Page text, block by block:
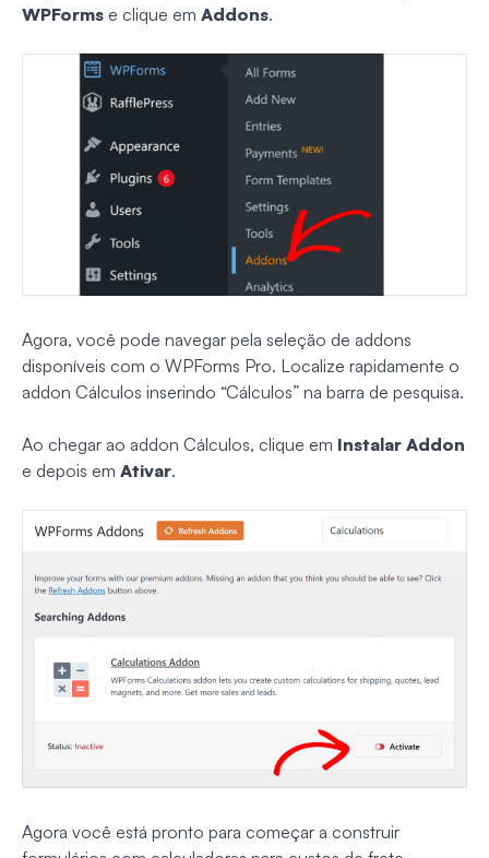
WPForms e clique em Addons.
Agora, você pode navegar pela seleção de addons
disponíveis com o WPForms Pro. Localize rapidamente o
addon Cálculos inserindo “Cálculos” na barra de pesquisa.
Ao chegar ao addon Cálculos, clique em Instalar Addon
e depois em Ativar.
Agora você está pronto para começar a construir